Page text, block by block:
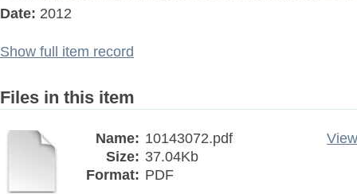
Date: 2012
Show full item record
Files in this item
Name: 10143072.pdf
Size: 37.04Kb
Format: PDF